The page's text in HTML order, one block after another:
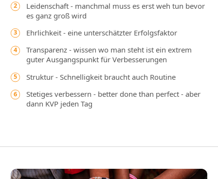
Leidenschaft - manchmal muss es erst weh tun bevor
es ganz groß wird
Ehrlichkeit - eine unterschätzter Erfolgsfaktor
Transparenz - wissen wo man steht ist ein extrem
guter Ausgangspunkt für Verbesserungen
Struktur - Schnelligkeit braucht auch Routine
Stetiges verbessern - better done than perfect - aber
dann KVP jeden Tag